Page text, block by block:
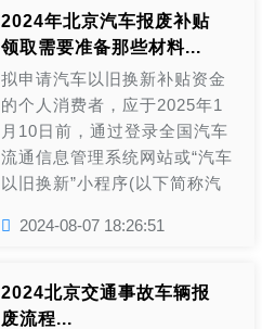
使用过程中需要密切关注车辆
的行驶里程数和年检情况，及
时做好相关处理，以保障自身
安全和交通秩序。...
2024年北京汽车报废补贴
领取需要准备那些材料...
拟申请汽车以旧换新补贴资金
的个人消费者，应于2025年1
月10日前，通过登录全国汽车
流通信息管理系统网站或“汽车
以旧换新”小程序(以下简称汽
份信息，报废汽车的车辆识别
明》和《机动车注销证明》原
件照片或扫描件，新车的车辆
2024-08-07 18:26:51
2024北京交通事故车辆报
废流程...